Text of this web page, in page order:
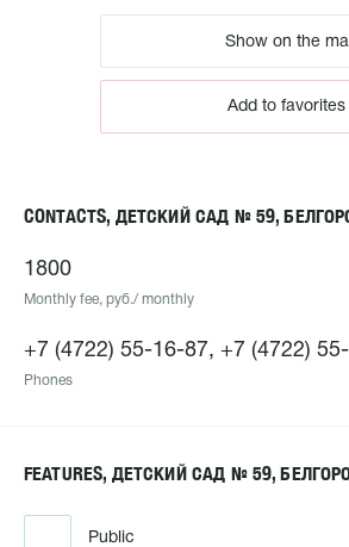
Show on the
Add to favorites
CONTACTS, ДЕТСКИЙ САД № 59,
1800
Monthly fee, руб./ monthly
+7 (4722) 55-16-87, +7 (4722)
Phones
FEATURES, ДЕТСКИЙ САД № 59,
Public